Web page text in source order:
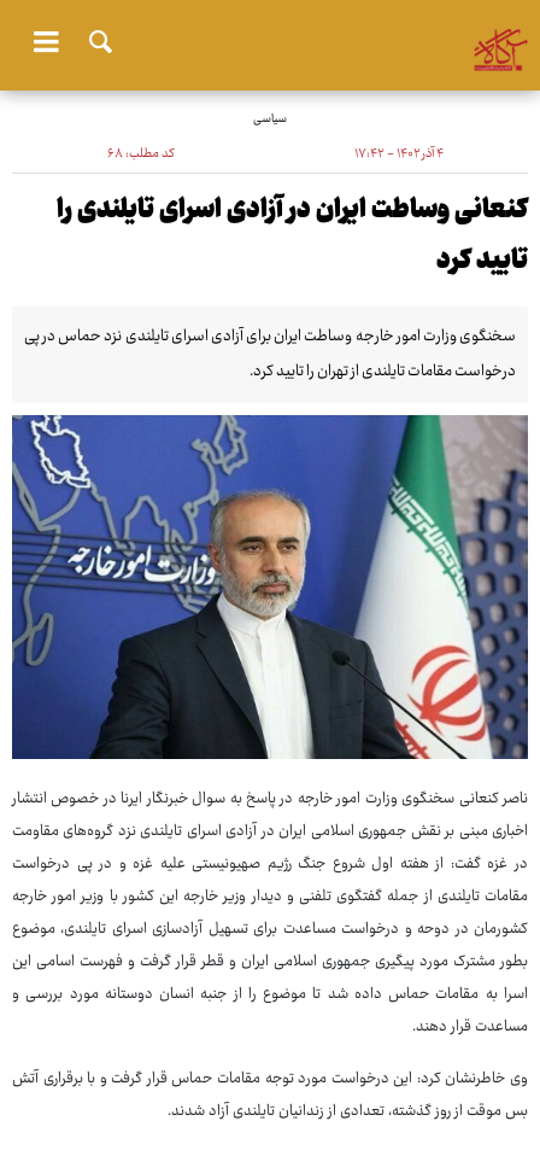
سیاسی
۴ آذر ۱۴۰۲ - ۱۷:۴۲ کد مطلب:۶۸
کنعانی وساطت ایران در آزادی اسرای تایلندی را
تایید کرد
سخنگوی وزارت امور خارجه وساطت ایران برای آزادی اسرای تایلندی نزد حماس در پی
درخواست مقامات تایلندی از تهران را تایید کرد.
ناصر کنعانی سخنگوی وزارت امور خارجه در پاسخ به سوال خبرنگار ایرنا در خصوص انتشار
اخباری مبنی بر نقش جمهوری اسلامی ایران در آزادی اسرای تایلندی نزد گروه‌های مقاومت
در غزه گفت: از هفته اول شروع جنگ رژیم صهیونیستی علیه غزه و در پی درخواست
مقامات تایلندی از جمله گفتگوی تلفنی و دیدار وزیر خارجه این کشور با وزیر امور خارجه
کشورمان در دوحه و درخواست مساعدت برای تسهیل آزادسازی اسرای تایلندی، موضوع
بطور مشترک مورد پیگیری جمهوری اسلامی ایران و قطر قرار گرفت و فهرست اسامی این
اسرا به مقامات حماس داده شد تا موضوع را از جنبه انسان دوستانه مورد بررسی و
مساعدت قرار دهند.
وی خاطرنشان کرد: این درخواست مورد توجه مقامات حماس قرار گرفت و با برقراری آتش
بس موقت از روز گذشته، تعدادی از زندانیان تایلندی آزاد شدند.